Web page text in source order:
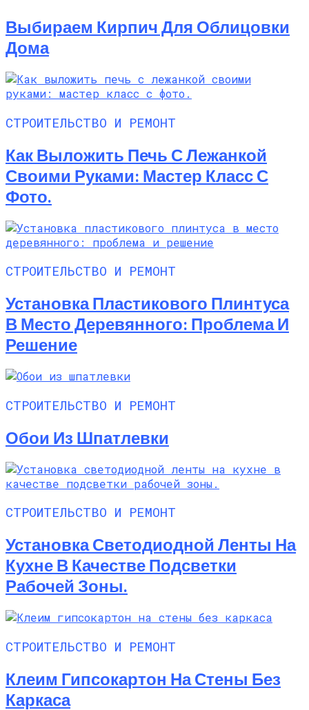
Выбираем Кирпич Для Облицовки
Дома
СТРОИТЕЛЬСТВО И РЕМОНТ
Как Выложить Печь С Лежанкой
Своими Руками: Мастер Класс С
Фото.
СТРОИТЕЛЬСТВО И РЕМОНТ
Установка Пластикового Плинтуса
В Место Деревянного: Проблема И
Решение
СТРОИТЕЛЬСТВО И РЕМОНТ
Обои Из Шпатлевки
СТРОИТЕЛЬСТВО И РЕМОНТ
Установка Светодиодной Ленты На
Кухне В Качестве Подсветки
Рабочей Зоны.
СТРОИТЕЛЬСТВО И РЕМОНТ
Клеим Гипсокартон На Стены Без
Каркаса